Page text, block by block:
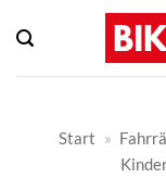
Inhalt
springen
Start »